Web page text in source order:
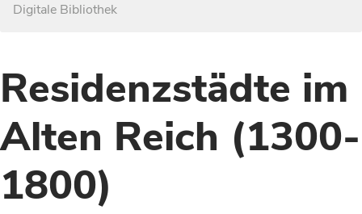
Digitale Bibliothek
Residenzstädte im
Alten Reich (1300-
1800)